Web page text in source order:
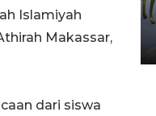
Islamiyah
Makassar,
dari siswa
Keraton